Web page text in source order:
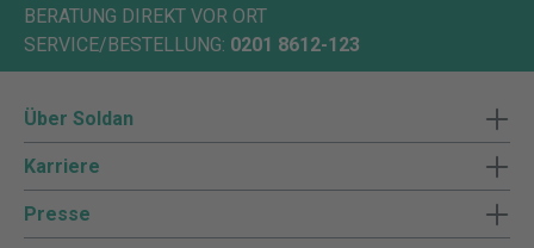
BERATUNG DIREKT VOR ORT
SERVICE/BESTELLUNG: 0201 8612-123
Über Soldan
Karriere
Presse